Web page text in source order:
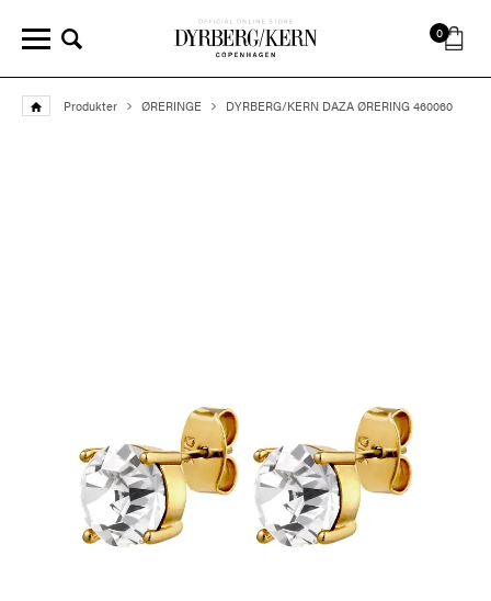
0
Produkter ØRERINGE DYRBERG/KERN DAZA ØRERING 460060